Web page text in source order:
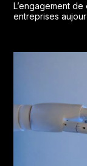
L’engagement
entreprises